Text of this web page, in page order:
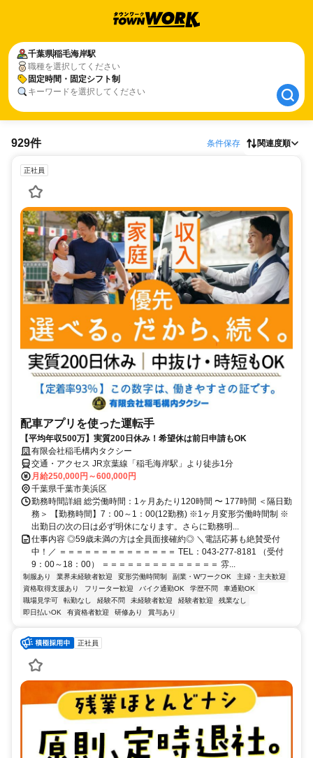
千葉県稲毛海岸駅
職種を選択してください
固定時間・固定シフト制
キーワードを選択してください
千葉県稲毛海岸駅
固定時間・固定シフト制
929件 条件保存 関連度順
正社員
配車アプリを使った運転手
【平均年収500万】実質200日休み！希望休は前日申請もOK
有限会社稲毛構内タクシー
交通・アクセス JR京葉線「稲毛海岸駅」より徒歩1分
月給250,000円～600,000円
千葉県千葉市美浜区
勤務時間詳細 総労働時間：1ヶ月あたり120時間 〜 177時間 ＜隔日勤
務＞ 【勤務時間】7：00～1：00(12勤務) ※1ヶ月変形労働時間制 ※
出勤日の次の日は必ず明休になります。さらに勤務明...
仕事内容 ◎59歳未満の方は全員面接確約◎ ＼電話応募も絶賛受付
中！／ ＝＝＝＝＝＝＝＝＝＝＝＝＝＝ TEL：043-277-8181 （受付
9：00～18：00） ＝＝＝＝＝＝＝＝＝＝＝＝＝＝ 雰...
制服あり 業界未経験者歓迎 変形労働時間制 副業・WワークOK
主婦・主夫歓迎
資格取得支援あり
フリーター歓迎 バイク通勤OK 学歴不問
車通勤OK
職場見学可
転勤なし 経験不問 未経験者歓迎 経験者歓迎
残業なし
即日払いOK
有資格者歓迎 研修あり 賞与あり
正社員